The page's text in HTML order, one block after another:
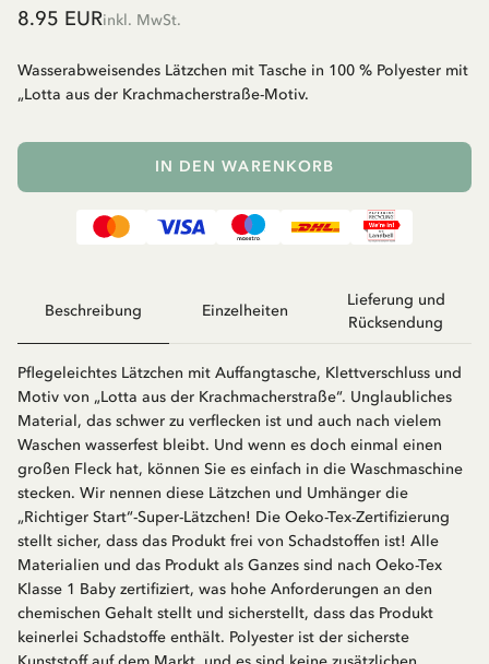
8.95 EURinkl. MwSt.
Wasserabweisendes Lätzchen mit Tasche in 100 % Polyester mit
„Lotta aus der Krachmacherstraße-Motiv.
IN DEN WARENKORB
Beschreibung Einzelheiten
Lieferung und
Rücksendung
Pflegeleichtes Lätzchen mit Auffangtasche, Klettverschluss und
Motiv von „Lotta aus der Krachmacherstraße“. Unglaubliches
Material, das schwer zu verflecken ist und auch nach vielem
Waschen wasserfest bleibt. Und wenn es doch einmal einen
großen Fleck hat, können Sie es einfach in die Waschmaschine
stecken. Wir nennen diese Lätzchen und Umhänger die
„Richtiger Start“-Super-Lätzchen! Die Oeko-Tex-Zertifizierung
stellt sicher, dass das Produkt frei von Schadstoffen ist! Alle
Materialien und das Produkt als Ganzes sind nach Oeko-Tex
Klasse 1 Baby zertifiziert, was hohe Anforderungen an den
chemischen Gehalt stellt und sicherstellt, dass das Produkt
keinerlei Schadstoffe enthält. Polyester ist der sicherste